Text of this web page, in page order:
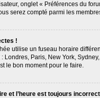
onglet « Préférences du
serez compté parmi les
!
utilise un fuseau horaire
Londres, Paris, New York,
le bon moment pour le faire.
et l’heure est toujours